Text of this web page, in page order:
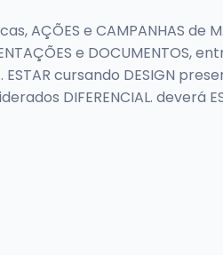
AÇÕES e CAMPANHAS
e DOCUMENTOS,
ESTAR cursando DESIGN
DIFERENCIAL. deverá